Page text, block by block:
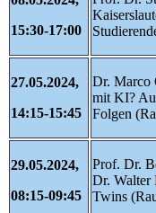
15:30-17:00
27.05.2024,
14:15-15:45
Dr. Marco
mit KI?
Folgen
29.05.2024,
08:15-09:45
Prof. Dr.
Dr. Walter
Twins